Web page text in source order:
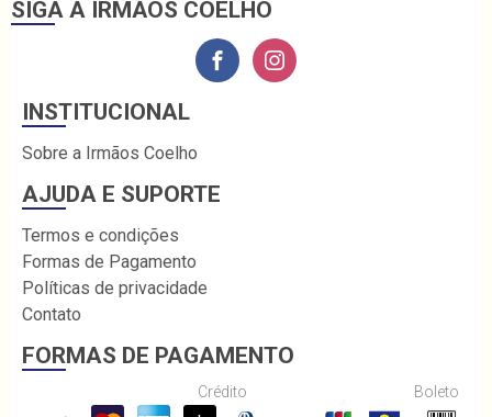
SIGA A IRMÃOS COELHO
INSTITUCIONAL
Sobre a Irmãos Coelho
AJUDA E SUPORTE
Termos e condições
Formas de Pagamento
Políticas de privacidade
Contato
FORMAS DE PAGAMENTO
Crédito Boleto